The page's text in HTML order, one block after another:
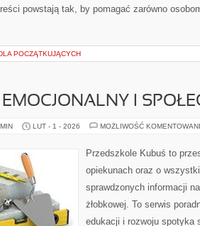
powstają tak, by pomagać zarówno
POCZĄTKUJĄCYCH
EMOCJONALNY I
LUT - 1 - 2026 MOŻLIWOŚĆ
Przedszkole Kubuś to
opiekunach oraz o
sprawdzonych informacji
żłobkowej. To serwis
edukacji i rozwoju spotyka